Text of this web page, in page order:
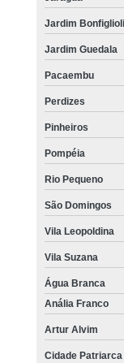
Jardim Bonfiglioli
Jardim Guedala
Pacaembu
Perdizes
Pinheiros
Pompéia
Rio Pequeno
São Domingos
Vila Leopoldina
Vila Suzana
Água Branca
Anália Franco
Artur Alvim
Cidade Patriarca